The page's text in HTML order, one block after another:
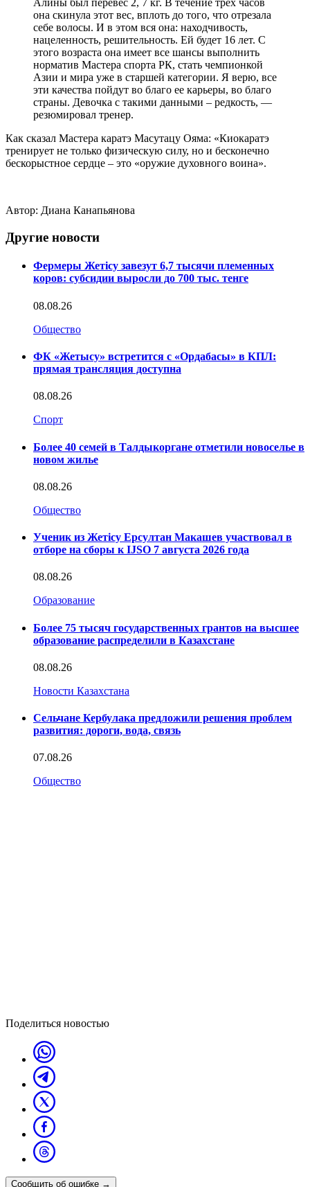
Алины был перевес 2, 7 кг. В течение трех часов
она скинула этот вес, вплоть до того, что отрезала
себе волосы. И в этом вся она: находчивость,
нацеленность, решительность. Ей будет 16 лет. С
этого возраста она имеет все шансы выполнить
норматив Мастера спорта РК, стать чемпионкой
Азии и мира уже в старшей категории. Я верю, все
эти качества пойдут во благо ее карьеры, во благо
страны. Девочка с такими данными – редкость, —
резюмировал тренер.
Как сказал Мастера каратэ Масутацу Ояма: «Киокаратэ
тренирует не только физическую силу, но и бесконечно
бескорыстное сердце – это «оружие духовного воина».
Автор: Диана Канапьянова
Другие новости
Фермеры Жетісу завезут 6,7 тысячи племенных
коров: субсидии выросли до 700 тыс. тенге
08.08.26
Общество
ФК «Жетысу» встретится с «Ордабасы» в КПЛ:
прямая трансляция доступна
08.08.26
Спорт
Более 40 семей в Талдыкоргане отметили новоселье в
новом жилье
08.08.26
Общество
Ученик из Жетісу Ерсултан Макашев участвовал в
отборе на сборы к IJSO 7 августа 2026 года
08.08.26
Образование
Более 75 тысяч государственных грантов на высшее
образование распределили в Казахстане
08.08.26
Новости Казахстана
Сельчане Кербулака предложили решения проблем
развития: дороги, вода, связь
07.08.26
Общество
Поделиться новостью
Сообщить об ошибке →